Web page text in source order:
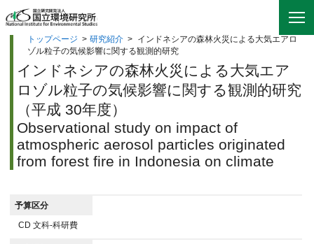
トップページ > 研究紹介 > インドネシアの森林火災による大気エアロ
ゾル粒子の気候影響に関する観測的研究
インドネシアの森林火災による大気エア
ロゾル粒子の気候影響に関する観測的研究
（平成 30年度）
Observational study on impact of
atmospheric aerosol particles originated
from forest fire in Indonesia on climate
予算区分
CD 文科-科研費